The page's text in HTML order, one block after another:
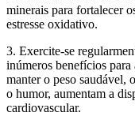
minerais para fortalecer
estresse oxidativo.
3. Exercite-se
inúmeros benefícios
manter o peso saudável,
o humor, aumentam a
cardiovascular.